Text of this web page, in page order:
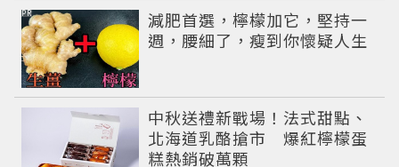
減肥首選，檸檬加它，堅持一
週，腰細了，瘦到你懷疑人生
PR
中秋送禮新戰場！法式甜點、
北海道乳酪搶市 爆紅檸檬蛋
糕熱銷破萬顆